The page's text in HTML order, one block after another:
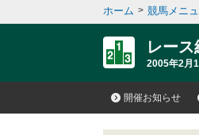
ホーム > 競馬メニ
レース
2005年2月
開催お知らせ